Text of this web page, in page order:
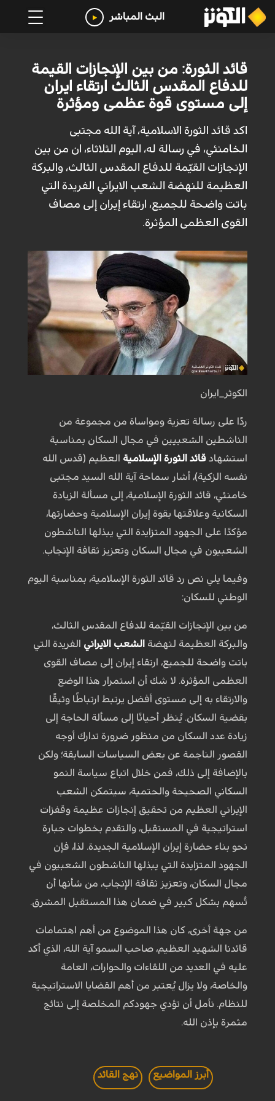
البث المباشر
قائد الثورة: من بين الإنجازات القيمة
للدفاع المقدس الثالث ارتقاء ايران
إلى مستوى قوة عظمى ومؤثرة
اكد قائد الثورة الاسلامية، آية الله مجتبى
الخامنئي، في رسالة له، اليوم الثلاثاء، ان من بين
الإنجازات القيّمة للدفاع المقدس الثالث، والبركة
العظيمة للنهضة الشعب الايراني الفريدة التي
باتت واضحة للجميع، ارتقاء إيران إلى مصاف
القوى العظمى المؤثرة.
الكوثر_ايران
ردًا على رسالة تعزية ومواساة من مجموعة من
الناشطين الشعبيين في مجال السكان بمناسبة
استشهاد قائد الثورة الإسلامية العظيم (قدس الله
نفسه الزكية)، أشار سماحة آية الله السيد مجتبى
خامنئي، قائد الثورة الإسلامية، إلى مسألة الزيادة
السكانية وعلاقتها بقوة إيران الإسلامية وحضارتها،
مؤكدًا على الجهود المتزايدة التي يبذلها الناشطون
الشعبيون في مجال السكان وتعزيز ثقافة الإنجاب.
وفيما يلي نص رد قائد الثورة الإسلامية، بمناسبة اليوم
الوطني للسكان:
من بين الإنجازات القيّمة للدفاع المقدس الثالث،
والبركة العظيمة لنهضة الشعب الايراني الفريدة التي
باتت واضحة للجميع، ارتقاء إيران إلى مصاف القوى
العظمى المؤثرة. لا شك أن استمرار هذا الوضع
والارتقاء به إلى مستوى أفضل يرتبط ارتباطًا وثيقًا
بقضية السكان. يُنظر أحيانًا إلى مسألة الحاجة إلى
زيادة عدد السكان من منظور ضرورة تدارك أوجه
القصور الناجمة عن بعض السياسات السابقة؛ ولكن
بالإضافة إلى ذلك، فمن خلال اتباع سياسة النمو
السكاني الصحيحة والحتمية، سيتمكن الشعب
الإيراني العظيم من تحقيق إنجازات عظيمة وقفزات
استراتيجية في المستقبل، والتقدم بخطوات جبارة
نحو بناء حضارة إيران الإسلامية الجديدة. لذا، فإن
الجهود المتزايدة التي يبذلها الناشطون الشعبيون في
مجال السكان، وتعزيز ثقافة الإنجاب، من شأنها أن
تُسهم بشكل كبير في ضمان هذا المستقبل المشرق.
من جهة أخرى، كان هذا الموضوع من أهم اهتمامات
قائدنا الشهيد العظيم، صاحب السمو آية الله، الذي أكد
عليه في العديد من اللقاءات والحوارات، العامة
والخاصة، ولا يزال يُعتبر من أهم القضايا الاستراتيجية
للنظام. نأمل أن تؤدي جهودكم المخلصة إلى نتائج
مثمرة بإذن الله.
أبرز المواضيع نهج القائد